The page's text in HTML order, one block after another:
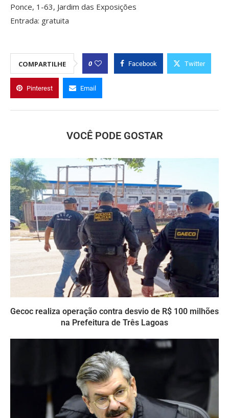
Ponce, 1-63, Jardim das Exposições
Entrada: gratuita
COMPARTILHE 0 Facebook Twitter
Pinterest Email
VOCÊ PODE GOSTAR
Gecoc realiza operação contra desvio de R$ 100 milhões
na Prefeitura de Três Lagoas